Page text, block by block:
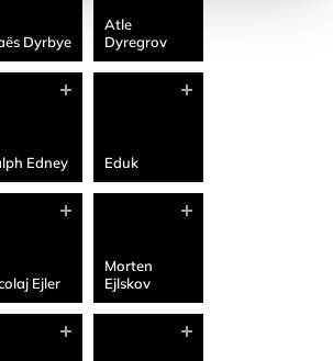
Dyrbye
Atle
Dyregrov
Edney Eduk
Ejler
Morten
Ejlskov